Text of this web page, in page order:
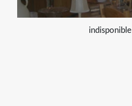
indisponible